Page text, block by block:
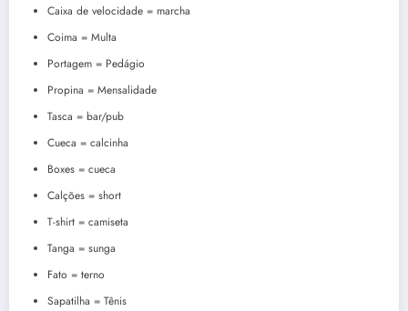
Caixa de velocidade = marcha
Coima = Multa
Portagem = Pedágio
Propina = Mensalidade
Tasca = bar/pub
Cueca = calcinha
Boxes = cueca
Calções = short
T-shirt = camiseta
Tanga = sunga
Fato = terno
Sapatilha = Tênis